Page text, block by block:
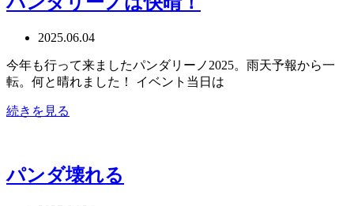
2025.06.04
今年も行って来ましたパンダリーノ2025。雨天予報から一
転。何と晴れました！ イベント当日は
続きを見る
パンダ壊れる